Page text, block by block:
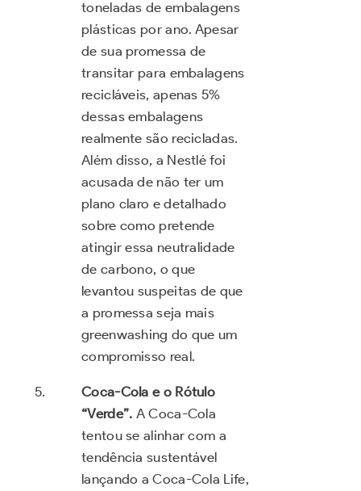
toneladas de embalagens
plásticas por ano. Apesar
de sua promessa de
transitar para embalagens
recicláveis, apenas 5%
dessas embalagens
realmente são recicladas.
Além disso, a Nestlé foi
acusada de não ter um
plano claro e detalhado
sobre como pretende
atingir essa neutralidade
de carbono, o que
levantou suspeitas de que
a promessa seja mais
greenwashing do que um
compromisso real.
Coca-Cola e o Rótulo
“Verde”. A Coca-Cola
tentou se alinhar com a
tendência sustentável
lançando a Coca-Cola Life,